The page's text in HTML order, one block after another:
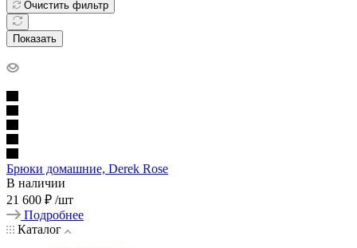
Очистить фильтр
Показать
Брюки домашние, Derek Rose
В наличии
21 600 ₽ /шт
Подробнее
Каталог